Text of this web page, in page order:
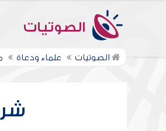
الصوتيات
الصوتيات علماء ودعاة